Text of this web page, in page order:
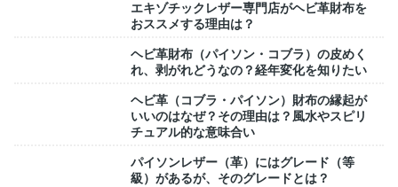
エキゾチックレザー専門店がヘビ革財布を
おススメする理由は？
ヘビ革財布（パイソン・コブラ）の皮めく
れ、剥がれどうなの？経年変化を知りたい
ヘビ革（コブラ・パイソン）財布の縁起が
いいのはなぜ？その理由は？風水やスピリ
チュアル的な意味合い
パイソンレザー（革）にはグレード（等
級）があるが、そのグレードとは？